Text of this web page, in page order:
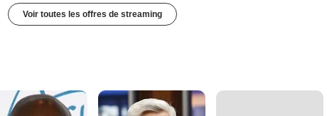
Voir toutes les offres de streaming